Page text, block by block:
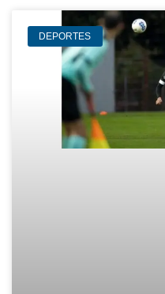
DEPORTES